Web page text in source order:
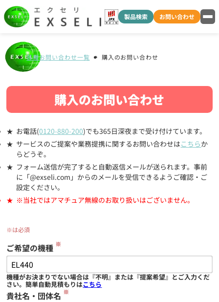
製品検索 お問い合わせ
各種お問い合わせ一覧 購入のお問い合わせ
購入のお問い合わせ
お電話(0120-880-200)でも365日深夜まで受け付けています。
サービスのご提案や業務提携に関するお問い合わせはこちらか
らどうぞ。
フォーム送信が完了すると自動返信メールが送られます。事前
に「@exseli.com」からのメールを受信できるようご確認・ご
設定ください。
※当社ではアマチュア無線のお取り扱いはございません。
※は必須
ご希望の機種 ※
機種がお決まりでない場合は『不明』または『提案希望』とご入力くだ
さい。簡単自動見積もりはこちら
貴社名・団体名 ※